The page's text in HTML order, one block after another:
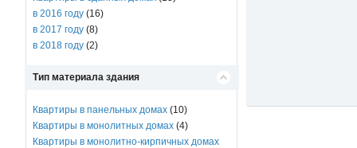
в 2016 году (16)
в 2017 году (8)
в 2018 году (2)
Тип материала здания
Квартиры в панельных домах (10)
Квартиры в монолитных домах (4)
Квартиры в монолитно-кирпичных домах